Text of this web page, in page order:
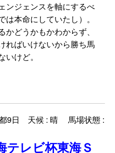
ンジェンスを軸にするべ
本命にしていたし）。
どうかもかわからず、
ればいけないから勝ち馬
けど。
9日 天候 : 晴 馬場状態 :
テレビ杯東海Ｓ